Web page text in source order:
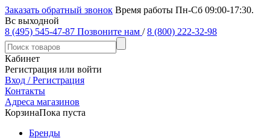
Заказать обратный звонок Время работы Пн-Сб 09:00-17:30.
Вс выходной
8 (495) 545-47-87 Позвоните нам / 8 (800) 222-32-98
Кабинет
Регистрация или войти
Вход / Регистрация
Контакты
Адреса магазинов
КорзинаПока пуста
Бренды